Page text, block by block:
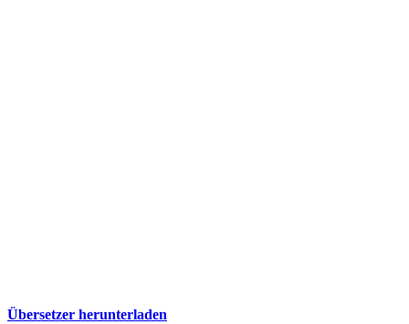
Übersetzer herunterladen